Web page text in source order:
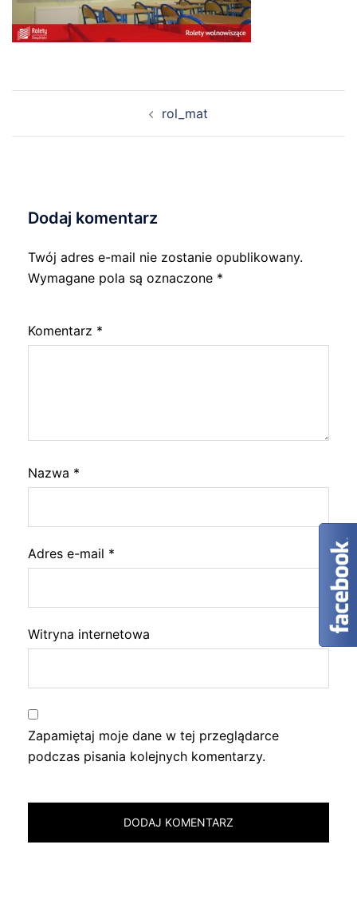
rol_mat
Dodaj komentarz
Twój adres e-mail nie zostanie opublikowany.
Wymagane pola są oznaczone *
Komentarz *
Nazwa *
Adres e-mail *
Witryna internetowa
Zapamiętaj moje dane w tej przeglądarce
podczas pisania kolejnych komentarzy.